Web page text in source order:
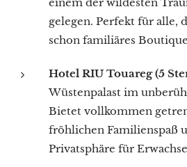
gelegen. Perfekt für alle,
schon familiäres
Hotel RIU Touareg (5
Wüstenpalast im
Bietet vollkommen
fröhlichen Familienspaß
Privatsphäre für